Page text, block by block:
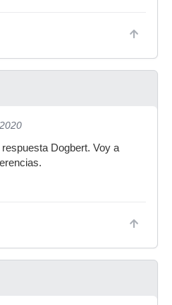
Dogbert. Voy a